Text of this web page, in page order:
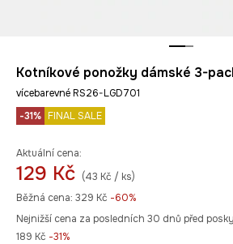
Kotníkové ponožky dámské 3-
vícebarevné RS26-LGD701
-31% FINAL SALE
Aktuální cena:
129 Kč (43 Kč / ks)
Běžná cena: 329 Kč -60%
Nejnižší cena za posledních 30 dnů před
189 Kč -31%